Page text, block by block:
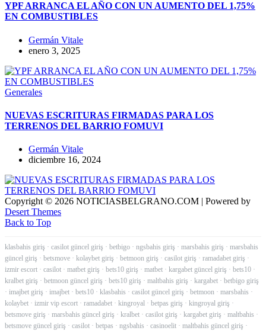
YPF ARRANCA EL AÑO CON UN AUMENTO DEL 1,75%
EN COMBUSTIBLES
Germán Vitale
enero 3, 2025
Generales
NUEVAS ESCRITURAS FIRMADAS PARA LOS
TERRENOS DEL BARRIO FOMUVI
Germán Vitale
diciembre 16, 2024
Copyright © 2026 NOTICIASBELGRANO.COM | Powered by
Desert Themes
Back to Top
klasbahis giriş · casilot güncel giriş · betbigo · ngsbahis giriş · marsbahis giriş · marsbahis
güncel giriş · betsmove · kolaybet giriş · betmoon giriş · casilot giriş · ramadabet giriş ·
izmir escort · casilot · matbet giriş · bets10 giriş · matbet · kargabet güncel giriş · bets10 ·
kralbet giriş · betmoon güncel giriş · bets10 giriş · maltbahis giriş · kargabet · betbigo giriş
· imajbet giriş · imajbet · bets10 · klasbahis · casilot güncel giriş · betmoon · marsbahis ·
kolaybet · izmir vip escort · ramadabet · kingroyal · betpas giriş · kingroyal giriş ·
betsmove giriş · marsbahis güncel giriş · kralbet · casilot giriş · kargabet giriş · maltbahis ·
betsmove güncel giriş · casilot · betpas · ngsbahis · casinoelit · maltbahis güncel giriş ·